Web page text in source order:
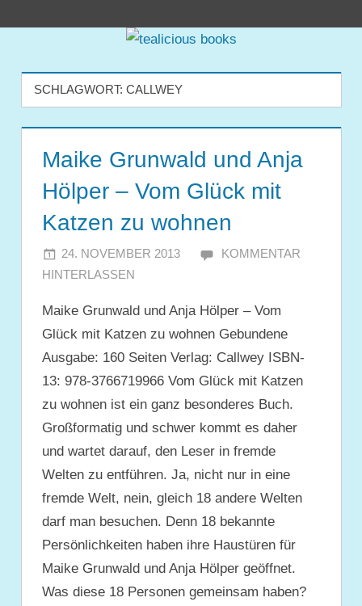
tealicious
books
SCHLAGWORT: CALLWEY
Maike Grunwald und Anja
Hölper – Vom Glück mit
Katzen zu wohnen
24. NOVEMBER 2013 JULIA
KOMMENTAR
HINTERLASSEN
Maike Grunwald und Anja Hölper – Vom
Glück mit Katzen zu wohnen Gebundene
Ausgabe: 160 Seiten Verlag: Callwey ISBN-
13: 978-3766719966 Vom Glück mit Katzen
zu wohnen ist ein ganz besonderes Buch.
Großformatig und schwer kommt es daher
und wartet darauf, den Leser in fremde
Welten zu entführen. Ja, nicht nur in eine
fremde Welt, nein, gleich 18 andere Welten
darf man besuchen. Denn 18 bekannte
Persönlichkeiten haben ihre Haustüren für
Maike Grunwald und Anja Hölper geöffnet.
Was diese 18 Personen gemeinsam haben?